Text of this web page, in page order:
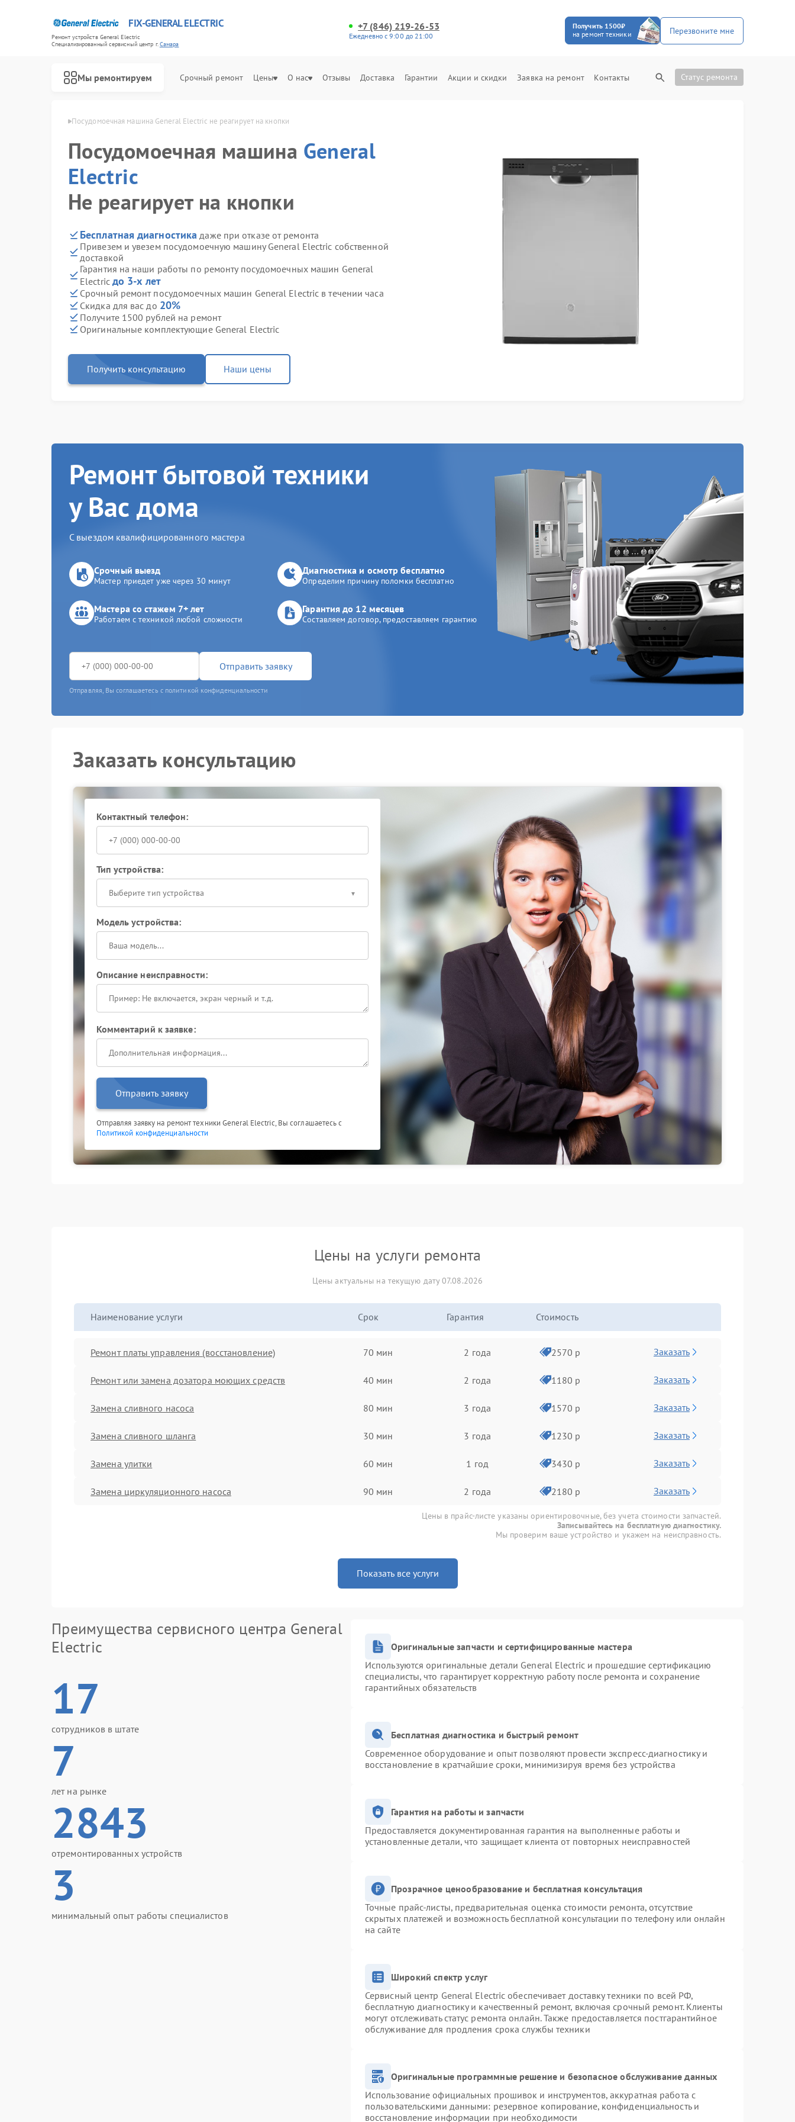
FIX-GENERAL ELECTRIC
Ремонт устройств General Electric
Специализированный cервисный центр г.Самара
+7 (846) 219-26-53
Ежедневно с 9:00 до 21:00
Получить 1500₽
на ремонт техники
Перезвоните мне
Мы ремонтируем Срочный ремонт Цены О нас Отзывы Доставка Гарантии Акции и скидки Заявка на ремонт Контакты Статус ремонта
Посудомоечная машина General Electric не реагирует на кнопки
Посудомоечная машина General
Electric
Не реагирует на кнопки
Бесплатная диагностика даже при отказе от ремонта
Привезем и увезем посудомоечную машину General Electric собственной
доставкой
Гарантия на наши работы по ремонту посудомоечных машин General
Electric до 3-х лет
Срочный ремонт посудомоечных машин General Electric в течении часа
Скидка для вас до 20%
Получите 1500 рублей на ремонт
Оригинальные комплектующие General Electric
Получить консультацию Наши цены
Ремонт бытовой техники
у Вас дома
С выездом квалифицированного мастера
Срочный выезд
Мастер приедет уже через 30 минут
Диагностика и осмотр бесплатно
Определим причину поломки бесплатно
Мастера со стажем 7+ лет
Работаем с техникой любой сложности
Гарантия до 12 месяцев
Составляем договор, предоставляем гарантию
Отправить заявку
Отправляя, Вы соглашаетесь с политикой конфиденциальности
Заказать консультацию
Контактный телефон:
Тип устройства:
Выберите тип устройства
Модель устройства:
Описание неисправности:
Комментарий к заявке:
Отправить заявку
Отправляя заявку на ремонт техники General Electric, Вы соглашаетесь с
Политикой конфиденциальности
Цены на услуги ремонта
Цены актуальны на текущую дату 07.08.2026
Наименование услуги Срок Гарантия Стоимость
Ремонт платы управления (восстановление) 70 мин 2 года 2570 р Заказать
Ремонт или замена дозатора моющих средств 40 мин 2 года 1180 р Заказать
Замена сливного насоса 80 мин 3 года 1570 р Заказать
Замена сливного шланга 30 мин 3 года 1230 р Заказать
Замена улитки 60 мин 1 год 3430 р Заказать
Замена циркуляционного насоса 90 мин 2 года 2180 р Заказать
Цены в прайс-листе указаны ориентировочные, без учета стоимости запчастей.
Записывайтесь на бесплатную диагностику.
Мы проверим ваше устройство и укажем на неисправность.
Показать все услуги
Преимущества сервисного центра General
Electric
17
сотрудников в штате
7
лет на рынке
2843
отремонтированных устройств
3
минимальный опыт работы специалистов
Оригинальные запчасти и сертифицированные мастера
Используются оригинальные детали General Electric и прошедшие сертификацию
специалисты, что гарантирует корректную работу после ремонта и сохранение
гарантийных обязательств
Бесплатная диагностика и быстрый ремонт
Современное оборудование и опыт позволяют провести экспресс-диагностику и
восстановление в кратчайшие сроки, минимизируя время без устройства
Гарантия на работы и запчасти
Предоставляется документированная гарантия на выполненные работы и
установленные детали, что защищает клиента от повторных неисправностей
Прозрачное ценообразование и бесплатная консультация
Точные прайс-листы, предварительная оценка стоимости ремонта, отсутствие
скрытых платежей и возможность бесплатной консультации по телефону или онлайн
на сайте
Широкий спектр услуг
Сервисный центр General Electric обеспечивает доставку техники по всей РФ,
бесплатную диагностику и качественный ремонт, включая срочный ремонт. Клиенты
могут отслеживать статус ремонта онлайн. Также предоставляется постгарантийное
обслуживание для продления срока службы техники
Оригинальные программные решение и безопасное обслуживание данных
Использование официальных прошивок и инструментов, аккуратная работа с
пользовательскими данными: резервное копирование, конфиденциальность и
восстановление информации при необходимости